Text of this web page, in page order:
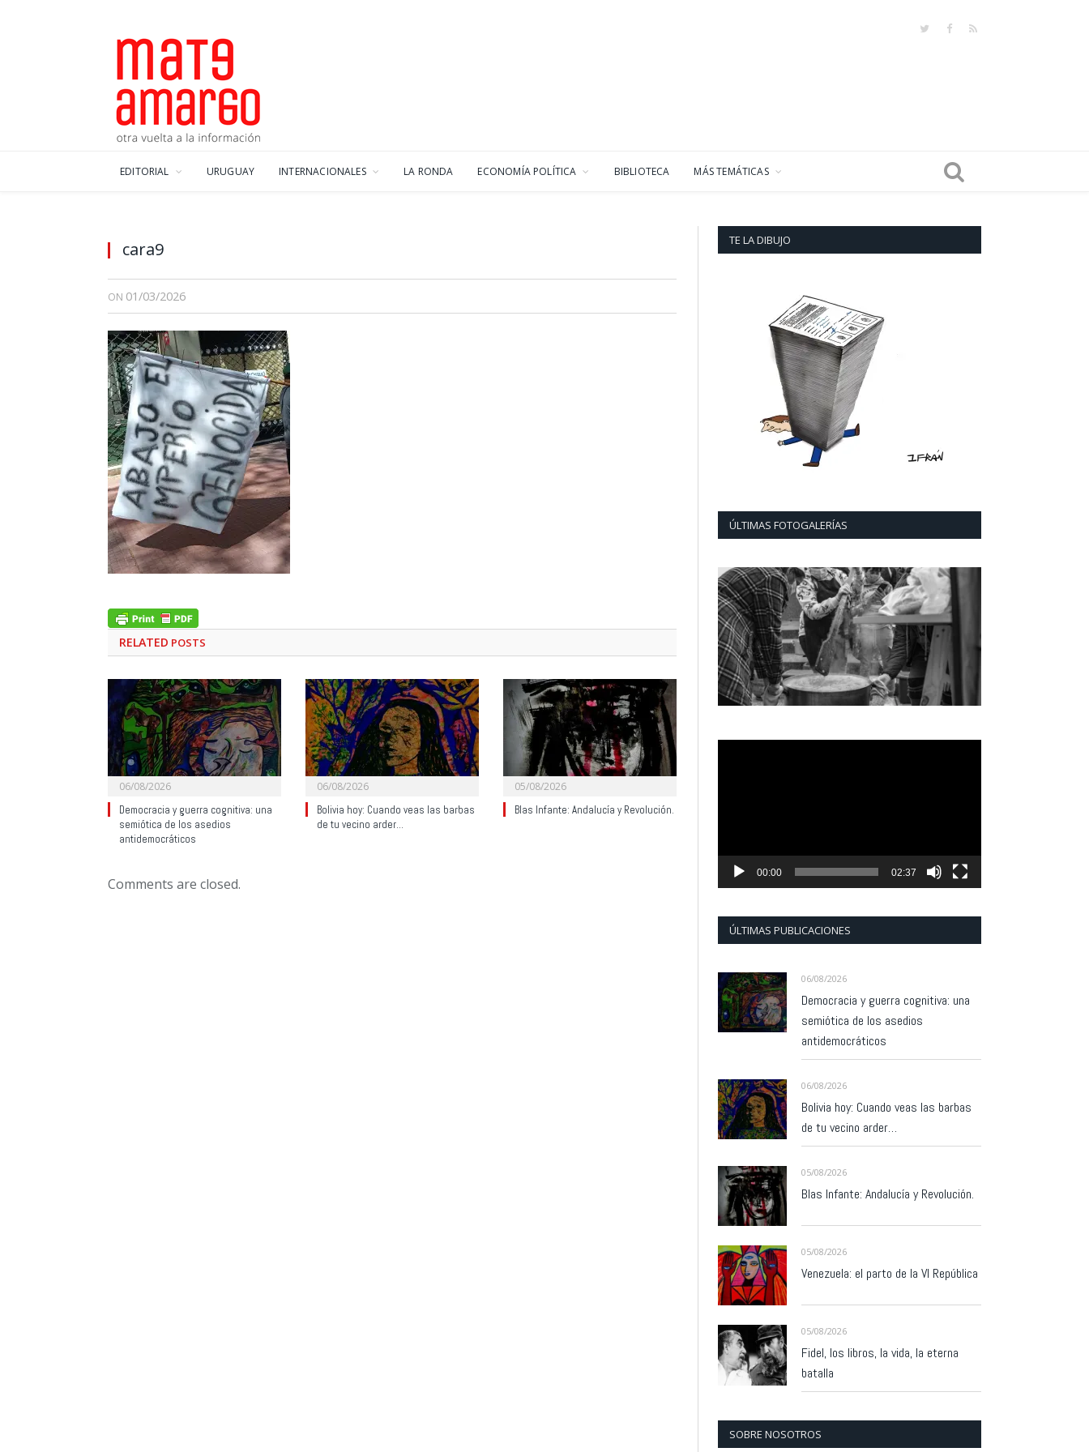
TwitterFacebook
RSS
EDITORIAL URUGUAY INTERNACIONALES LA RONDA ECONOMÍA POLÍTICA BIBLIOTECA MÁS TEMÁTICAS
cara9
ON 01/03/2026
RELATED POSTS
06/08/2026
Democracia y guerra cognitiva: una
semiótica de los asedios
antidemocráticos
06/08/2026
Bolivia hoy: Cuando veas las barbas
de tu vecino arder…
05/08/2026
Blas Infante: Andalucía y Revolución.
Comments are closed.
TE LA DIBUJO
ÚLTIMAS FOTOGALERÍAS
00:00 02:37
ÚLTIMAS PUBLICACIONES
06/08/2026
Democracia y guerra cognitiva: una
semiótica de los asedios
antidemocráticos
06/08/2026
Bolivia hoy: Cuando veas las barbas
de tu vecino arder…
05/08/2026
Blas Infante: Andalucía y Revolución.
05/08/2026
Venezuela: el parto de la VI República
05/08/2026
Fidel, los libros, la vida, la eterna
batalla
SOBRE NOSOTROS